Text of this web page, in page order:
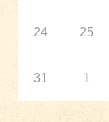
24 25
31 1